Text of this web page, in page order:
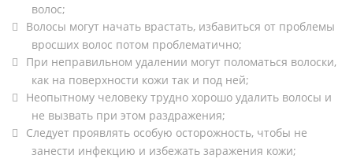
волос;
Волосы могут начать врастать, избавиться от проблемы
вросших волос потом проблематично;
При неправильном удалении могут поломаться волоски,
как на поверхности кожи так и под ней;
Неопытному человеку трудно хорошо удалить волосы и
не вызвать при этом раздражения;
Следует проявлять особую осторожность, чтобы не
занести инфекцию и избежать заражения кожи;